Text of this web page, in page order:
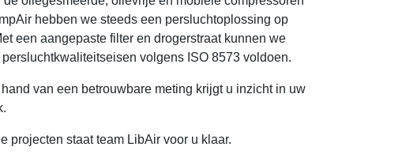
hebben we steeds een persluchtoplossing op
een aangepaste filter en drogerstraat kunnen we
volgens ISO 8573 voldoen.
van een betrouwbare meting krijgt u inzicht in uw
projecten staat team LibAir voor u klaar.